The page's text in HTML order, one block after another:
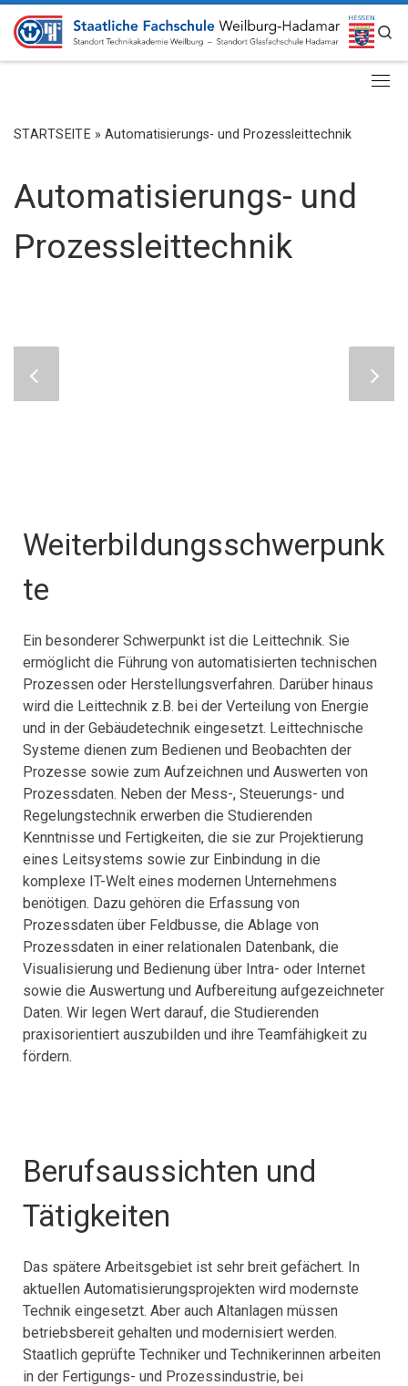
ZUM INHALT SPRINGEN
STARTSEITE » Automatisierungs- und Prozessleittechnik
Automatisierungs- und
Prozessleittechnik
Weiterbildungsschwerpunk
te
Ein besonderer Schwerpunkt ist die Leittechnik. Sie
ermöglicht die Führung von automatisierten technischen
Prozessen oder Herstellungsverfahren. Darüber hinaus
wird die Leittechnik z.B. bei der Verteilung von Energie
und in der Gebäudetechnik eingesetzt. Leittechnische
Systeme dienen zum Bedienen und Beobachten der
Prozesse sowie zum Aufzeichnen und Auswerten von
Prozessdaten. Neben der Mess-, Steuerungs- und
Regelungstechnik erwerben die Studierenden
Kenntnisse und Fertigkeiten, die sie zur Projektierung
eines Leitsystems sowie zur Einbindung in die
komplexe IT-Welt eines modernen Unternehmens
benötigen. Dazu gehören die Erfassung von
Prozessdaten über Feldbusse, die Ablage von
Prozessdaten in einer relationalen Datenbank, die
Visualisierung und Bedienung über Intra- oder Internet
sowie die Auswertung und Aufbereitung aufgezeichneter
Daten. Wir legen Wert darauf, die Studierenden
praxisorientiert auszubilden und ihre Teamfähigkeit zu
fördern.
Berufsaussichten und
Tätigkeiten
Das spätere Arbeitsgebiet ist sehr breit gefächert. In
aktuellen Automatisierungsprojekten wird modernste
Technik eingesetzt. Aber auch Altanlagen müssen
betriebsbereit gehalten und modernisiert werden.
Staatlich geprüfte Techniker und Technikerinnen arbeiten
in der Fertigungs- und Prozessindustrie, bei